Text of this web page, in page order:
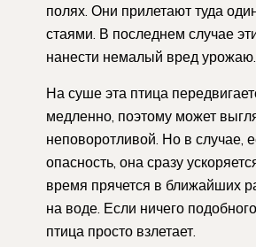
полях. Они прилетают туда
стаями. В последнем случае
нанести немалый вред урожаю.
На суше эта птица
медленно, поэтому может
неповоротливой. Но в случае,
опасность, она сразу
время прячется в ближайших
на воде. Если ничего
птица просто взлетает.